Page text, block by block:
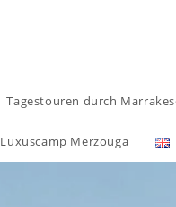
Tagestouren durch
Luxuscamp Merzouga